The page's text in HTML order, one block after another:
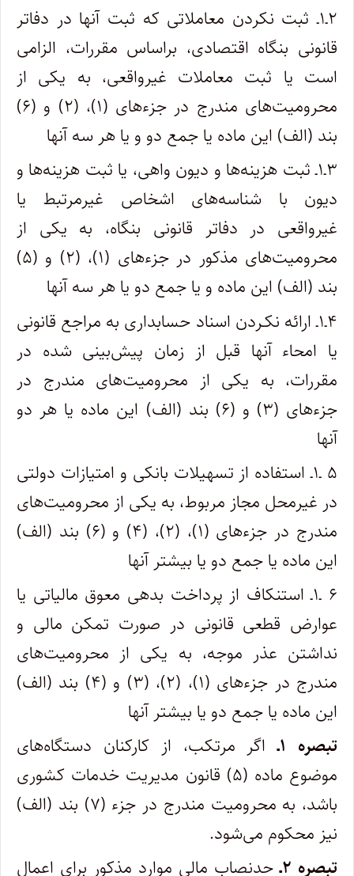
۲ـ۱ـ ثبت نکردن معاملاتی که ثبت آنها در دفاتر
قانونی بنگاه اقتصادی، براساس مقررات، الزامی
است یا ثبت معاملات غیرواقعی، به یکی از
محرومیت‌های مندرج در جزء‌های (۱)، (۲) و (۶)
بند (الف) این ماده یا جمع دو و یا هر سه آنها
۳ـ۱ـ ثبت هزینه‌ها و دیون واهی، یا ثبت هزینه‌ها و
دیون با شناسه‌های اشخاص غیرمرتبط یا
غیرواقعی در دفاتر قانونی بنگاه، به یکی از
محرومیت‌های مذکور در جزءهای (۱)، (۲) و (۵)
بند (الف) این ماده و یا جمع دو یا هر سه آنها
۴ـ۱ـ ارائه نکـردن اسناد حسابداری به مراجع قانونی
یا امحاء آنها قبل از زمان پیش‌بینی شده در
مقررات، به یکی از محرومیت‌های مندرج در
جزءهای (۳) و (۶) بند (الف) این ماده یا هر دو
آنها
۵ ـ۱ـ استفاده از تسهیلات بانکی و امتیازات دولتی
در غیرمحل مجاز مربوط، به یکی از محرومیت‌های
مندرج در جزءهای (۱)، (۲)، (۴) و (۶) بند (الف)
این ماده یا جمع دو یا بیشتر آنها
۶ ـ۱ـ استنکاف از پرداخت بدهی معوق مالیاتی یا
عوارض قطعی قانونی در صورت تمکن مالی و
نداشتن عذر موجه، به یکی از محرومیت‌های
مندرج در جزءهای (۱)، (۲)، (۳) و (۴) بند (الف)
این ماده یا جمع دو یا بیشتر آنها
تبصره ۱ـ
اگر مرتکب، از کارکنان دستگاه‌های
موضوع ماده (۵) قانون مدیریت خدمات کشوری
باشد، به محرومیت مندرج در جزء (۷) بند (الف)
نیز محکوم می‌شود.
تبصره ۲ـ
حدنصاب مالی موارد مذکور برای اعمال